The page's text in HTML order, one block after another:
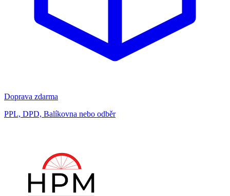
Doprava zdarma
PPL, DPD, Balíkovna nebo odběr